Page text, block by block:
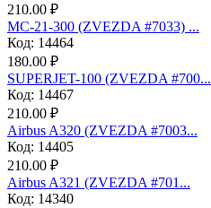
210.00 ₽
МС-21-300 (ZVEZDA #7033) ...
Код: 14464
180.00 ₽
SUPERJET-100 (ZVEZDA #700...
Код: 14467
210.00 ₽
Аirbus A320 (ZVEZDA #7003...
Код: 14405
210.00 ₽
Аirbus A321 (ZVEZDA #701...
Код: 14340